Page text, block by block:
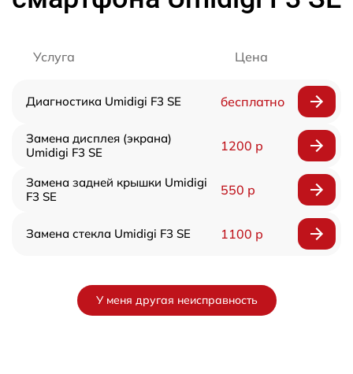
Услуга Цена
Диагностика Umidigi F3 SE бесплатно
Замена дисплея (экрана)
Umidigi F3 SE
1200 р
Замена задней крышки Umidigi
F3 SE
550 р
Замена стекла Umidigi F3 SE 1100 р
У меня другая неисправность